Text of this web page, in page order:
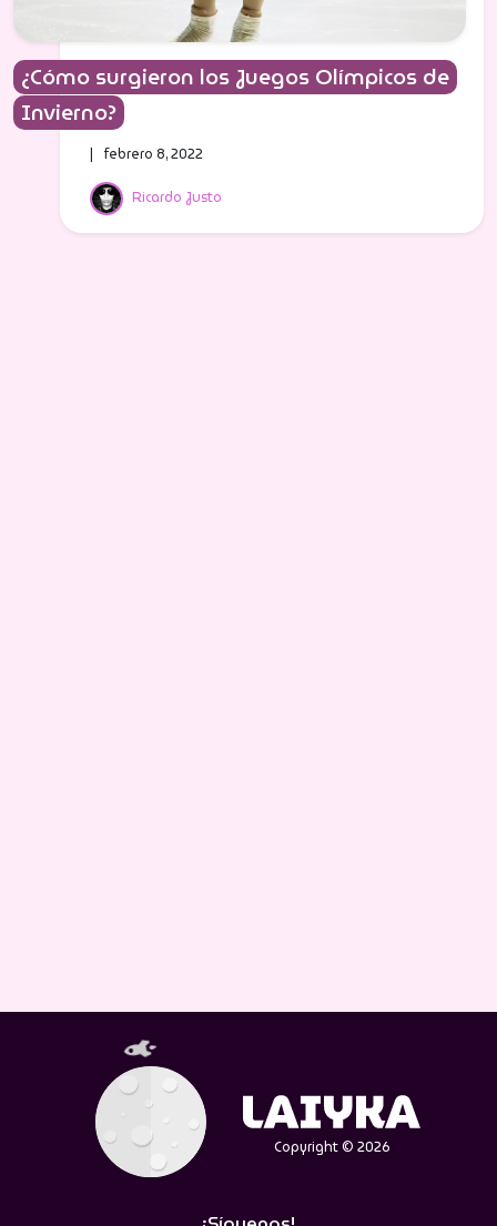
¿Cómo surgieron los Juegos Olímpicos de
Invierno?
Ricardo Justo
| febrero 8, 2022
Copyright © 2026